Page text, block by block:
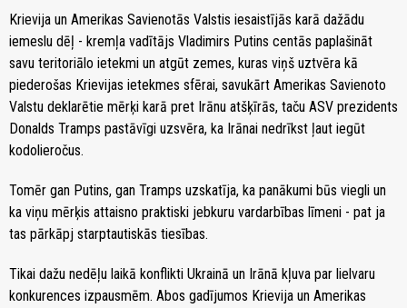
Krievija un Amerikas Savienotās Valstis iesaistījās karā dažādu
iemeslu dēļ - kremļa vadītājs Vladimirs Putins centās paplašināt
savu teritoriālo ietekmi un atgūt zemes, kuras viņš uztvēra kā
piederošas Krievijas ietekmes sfērai, savukārt Amerikas Savienoto
Valstu deklarētie mērķi karā pret Irānu atšķīrās, taču ASV prezidents
Donalds Tramps pastāvīgi uzsvēra, ka Irānai nedrīkst ļaut iegūt
kodolieročus.
Tomēr gan Putins, gan Tramps uzskatīja, ka panākumi būs viegli un
ka viņu mērķis attaisno praktiski jebkuru vardarbības līmeni - pat ja
tas pārkāpj starptautiskās tiesības.
Tikai dažu nedēļu laikā konflikti Ukrainā un Irānā kļuva par lielvaru
konkurences izpausmēm. Abos gadījumos Krievija un Amerikas